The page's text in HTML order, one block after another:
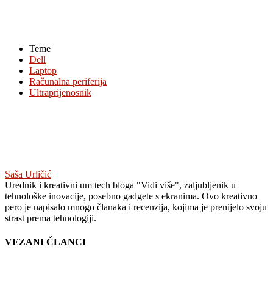
Teme
Dell
Laptop
Računalna periferija
Ultraprijenosnik
Saša Urličić
Urednik i kreativni um tech bloga "Vidi više", zaljubljenik u
tehnološke inovacije, posebno gadgete s ekranima. Ovo kreativno
pero je napisalo mnogo članaka i recenzija, kojima je prenijelo svoju
strast prema tehnologiji.
VEZANI ČLANCI